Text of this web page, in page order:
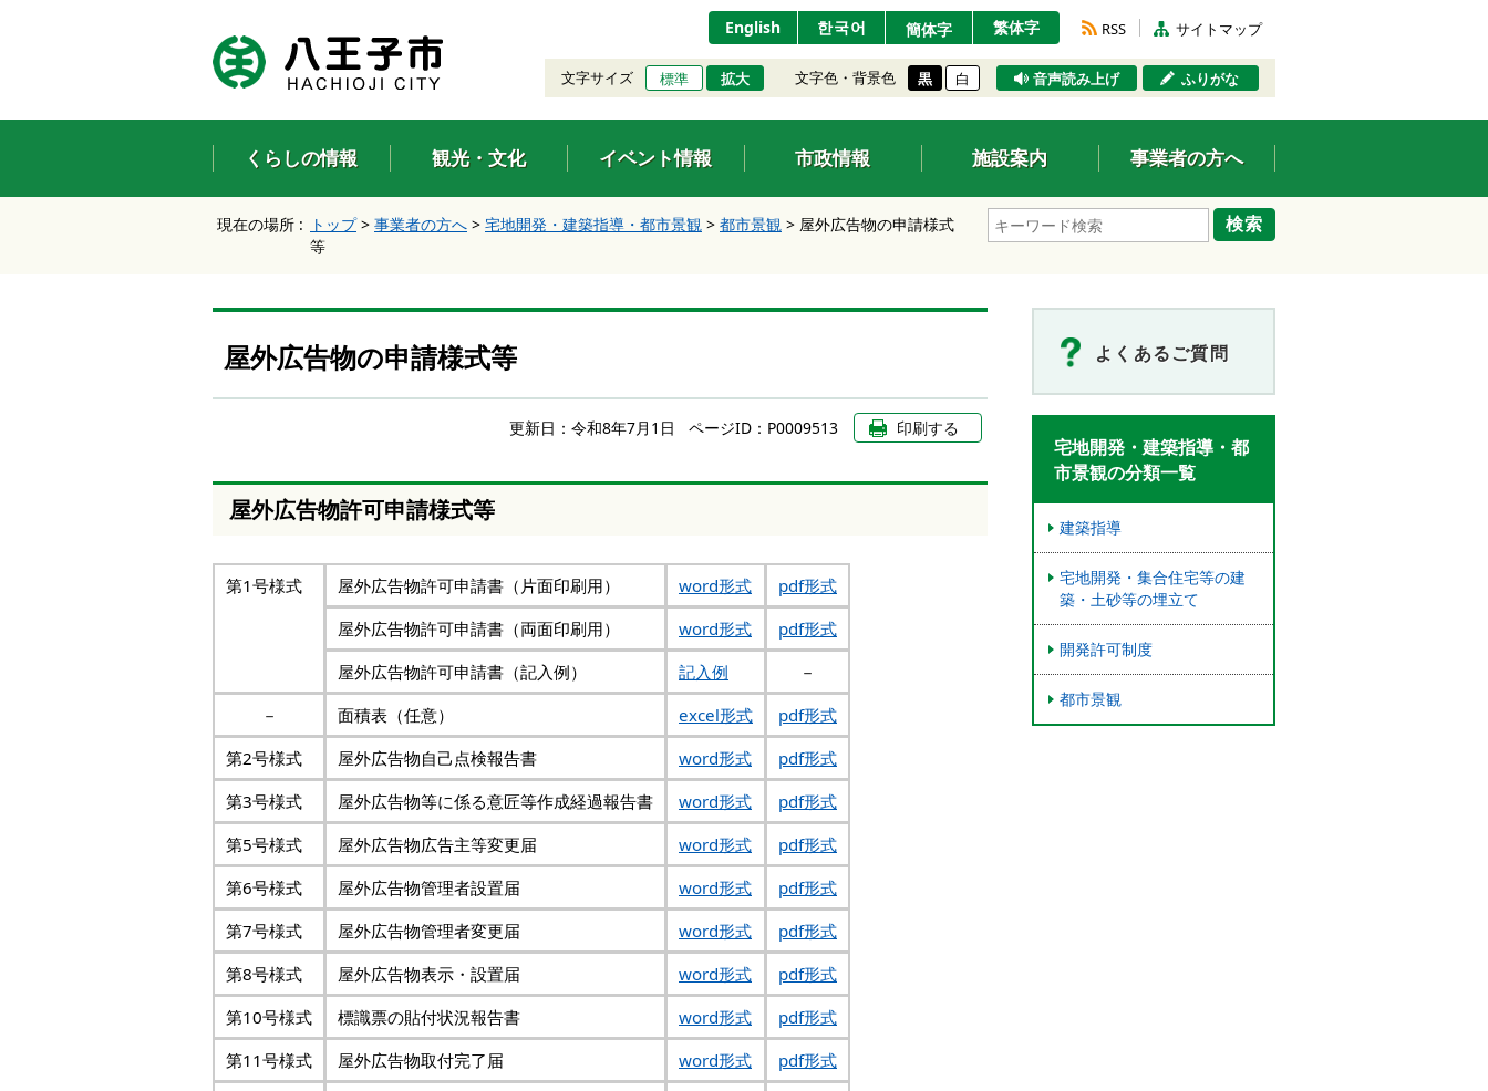
ン
タ
ー
キ
ナ
ビ
ョ
を
キ
て
移
動
English 한국어 簡体字 繁体字 RSS サイトマップ
文字サイズ 標準 拡大 文字色・背景色 黒 白 音声読み上げ ふりがな
くらしの情報 観光・文化 イベント情報 市政情報 施設案内 事業者の方へ
検索
現在の場所 : トップ> 事業者の方へ > 宅地開発・建築指導・都市景観 > 都市景観 > 屋外広告物の申請様式
等
屋外広告物の申請様式等
更新日： 令和8年7月1日 ページID：P0009513 印刷する
屋外広告物許可申請様式等
第1号様式 屋外広告物許可申請書（片面印刷用） word形式
pdf形式
屋外広告物許可申請書（両面印刷用）
word形式
pdf形式
屋外広告物許可申請書（記入例）
記入例
－
－
面積表（任意） excel形式
pdf形式
第2号様式
屋外広告物自己点検報告書 word形式
pdf形式
第3号様式
屋外広告物等に係る意匠等作成経過報告書 word形式
pdf形式
第5号様式
屋外広告物広告主等変更届 word形式
pdf形式
第6号様式
屋外広告物管理者設置届 word形式
pdf形式
第7号様式
屋外広告物管理者変更届 word形式
pdf形式
第8号様式
屋外広告物表示・設置届 word形式
pdf形式
第10号様式
標識票の貼付状況報告書 word形式
pdf形式
第11号様式
屋外広告物取付完了届 word形式
pdf形式
よくあるご質問
宅地開発・建築指導・都
市景観の分類一覧
建築指導
宅地開発・集合住宅等の建
築・土砂等の埋立て
開発許可制度
都市景観